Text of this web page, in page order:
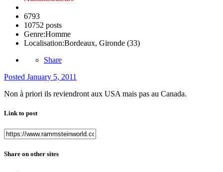
6793
10752 posts
Genre:Homme
Localisation:Bordeaux, Gironde (33)
Share
Posted January 5, 2011
Non à priori ils reviendront aux USA mais pas au Canada.
Link to post
Share on other sites